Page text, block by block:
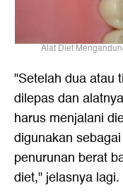
Alat Diet
"Setelah dua atau
dilepas dan
harus menjalani
digunakan
penurunan berat
diet," jelasnya lagi.